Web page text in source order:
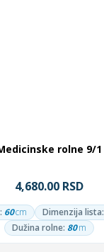
rolne 9/1
4,680.00 RSD
60cm Dimenzija lista:
Dužina rolne: 80 m